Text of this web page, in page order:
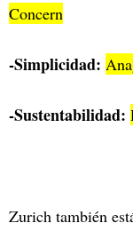
Concern
-Simplicidad:
-Sustentabilidad:
Zurich también